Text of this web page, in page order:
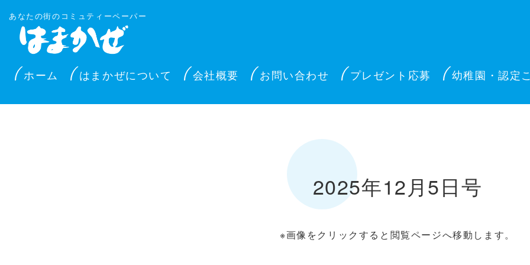
あなたの街のコミュティーペーパー
ホーム はまかぜについて 会社概要 お問い合わせ プレゼント応募 幼稚園・認定
2025年12月5日号
※画像をクリックすると閲覧ページへ移動します。